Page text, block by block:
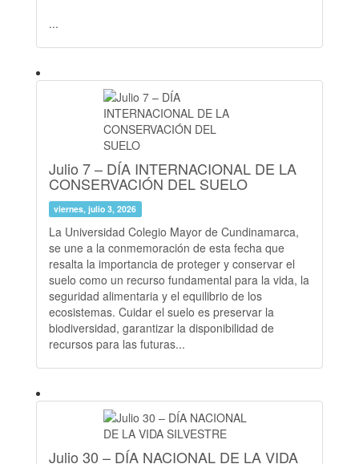
...
Julio 7 – DÍA INTERNACIONAL DE LA
CONSERVACIÓN DEL SUELO
viernes, julio 3, 2026
La Universidad Colegio Mayor de Cundinamarca,
se une a la conmemoración de esta fecha que
resalta la importancia de proteger y conservar el
suelo como un recurso fundamental para la vida, la
seguridad alimentaria y el equilibrio de los
ecosistemas. Cuidar el suelo es preservar la
biodiversidad, garantizar la disponibilidad de
recursos para las futuras...
Julio 30 – DÍA NACIONAL DE LA VIDA